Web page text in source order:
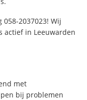
2037023! Wij
actief in Leeuwarden
met
bij problemen